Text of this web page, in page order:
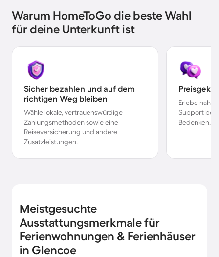
Warum HomeToGo die beste Wahl
für deine Unterkunft ist
Sicher bezahlen und auf dem
richtigen Weg bleiben
Wähle lokale, vertrauenswürdige
Zahlungsmethoden sowie eine
Reiseversicherung und andere
Zusatzleistungen.
Erlebe
Support bei
Bedenken.
Meistgesuchte
Ausstattungsmerkmale für
Ferienwohnungen & Ferienhäuser
in Glencoe